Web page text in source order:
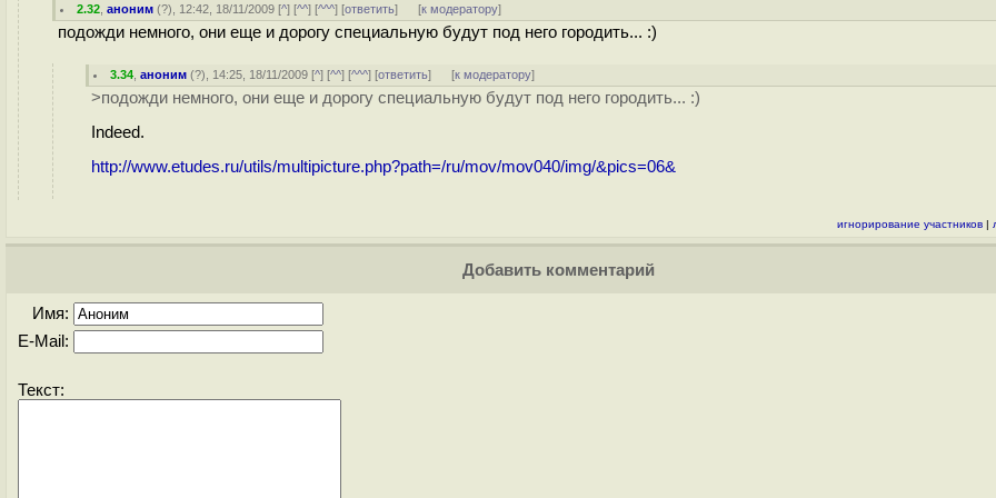
2.32 ,аноним (?), 12:42, 18/11/2009 [^] [^^] [^^^] [ответить] [к модератору]
подожди немного, они еще и дорогу специальную будут под него городить... :)
3.34 ,аноним (?), 14:25, 18/11/2009 [^] [^^] [^^^] [ответить] [к модератору]
>подожди немного, они еще и дорогу специальную будут под него городить... :)
Indeed.
http://www.etudes.ru/utils/multipicture.php?path=/ru/mov/mov040/img/&pics=06&
игнорирование участников |
Добавить комментарий
Имя:
E-Mail:
Текст: